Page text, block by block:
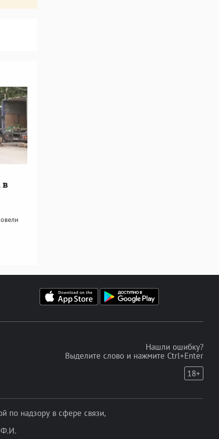
в
Нашли ошибку?
Выделите слово и нажмите Ctrl+Enter
18+
по надзору в сфере связи,
Ф.И.